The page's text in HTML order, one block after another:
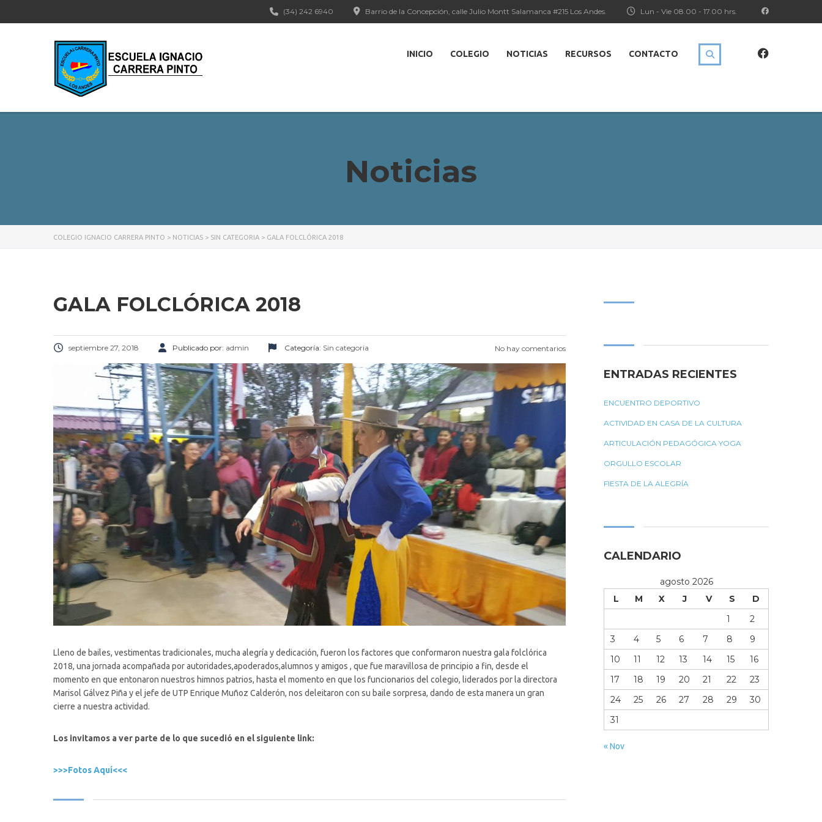
Lun - Vie 08.00 - 17.00 hrs.
Barrio de la Concepción, calle Julio Montt Salamanca #215 Los Andes.
(34) 242 6940
INICIO COLEGIO NOTICIAS RECURSOS CONTACTO
Noticias
COLEGIO IGNACIO CARRERA PINTO > NOTICIAS > SIN CATEGORIA > GALA FOLCLÓRICA 2018
GALA FOLCLÓRICA 2018
septiembre 27, 2018 Publicado por: admin Categoría: Sin categoria No hay comentarios
Lleno de bailes, vestimentas tradicionales, mucha alegría y dedicación, fueron los factores que conformaron nuestra gala folclórica
2018, una jornada acompañada por autoridades,apoderados,alumnos y amigos , que fue maravillosa de principio a fin, desde el
momento en que entonaron nuestros himnos patrios, hasta el momento en que los funcionarios del colegio, liderados por la directora
Marisol Gálvez Piña y el jefe de UTP Enrique Muñoz Calderón, nos deleitaron con su baile sorpresa, dando de esta manera un gran
cierre a nuestra actividad.
Los invitamos a ver parte de lo que sucedió en el siguiente link:
>>>Fotos Aquí<<<
ENTRADAS RECIENTES
ENCUENTRO DEPORTIVO
ACTIVIDAD EN CASA DE LA CULTURA
ARTICULACIÓN PEDAGÓGICA YOGA
ORGULLO ESCOLAR
FIESTA DE LA ALEGRÍA
CALENDARIO
agosto 2026
L
M X J V S
D
1
2
3
4 5 6 7 8
9
10
11 12 13 14 15
16
17
18 19 20 21 22
23
24
25 26 27 28 29
30
31
« Nov